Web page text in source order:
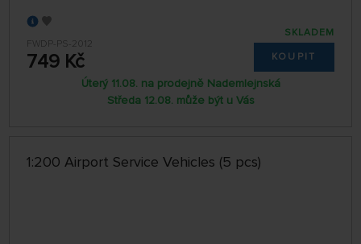
FWDP-PS-2012
749 Kč
SKLADEM
KOUPIT
Úterý 11.08. na prodejně Nademlejnská
Středa 12.08. může být u Vás
1:200 Airport Service Vehicles (5 pcs)